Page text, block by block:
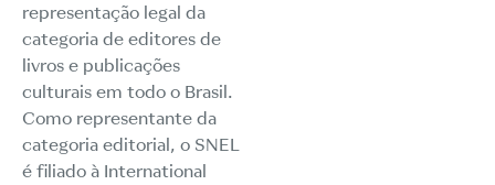
representação legal da
categoria de editores de
livros e publicações
culturais em todo o Brasil.
Como representante da
categoria editorial, o SNEL
é filiado à International